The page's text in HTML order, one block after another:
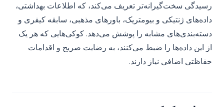
رسیدگی سخت‌گیرانه‌تر تعریف می‌کند، که اطلاعات بهداشتی،
داده‌های ژنتیکی و بیومتریک، باورهای مذهبی، سابقه کیفری و
دسته‌بندی‌های مشابه را پوشش می‌دهد. کوکی‌هایی که هر یک
از این داده‌ها را ضبط می‌کنند، به رضایت صریح و اقدامات
حفاظتی اضافی نیاز دارند.